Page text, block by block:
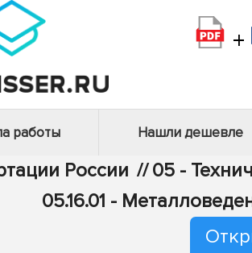
+
работы Нашли дешевле
России // 05 -
05.16.01 -